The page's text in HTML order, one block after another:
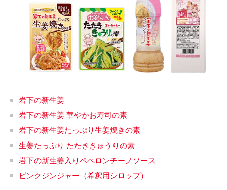
岩下の新生姜
岩下の新生姜 華やかお寿司の素
岩下の新生姜たっぷり生姜焼きの素
生姜たっぷり たたききゅうりの素
岩下の新生姜入りペペロンチーノソース
ピンクジンジャー（希釈用シロップ）